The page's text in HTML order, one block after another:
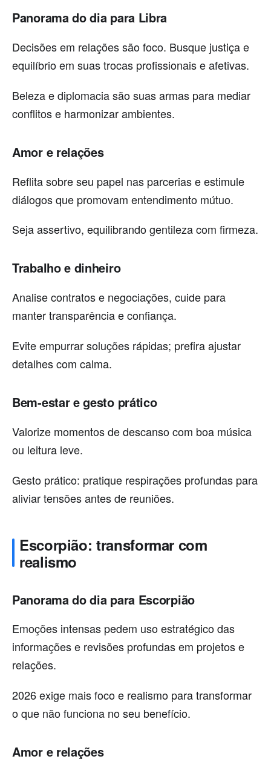
Panorama do dia para Libra
Decisões em relações são foco. Busque justiça e
equilíbrio em suas trocas profissionais e afetivas.
Beleza e diplomacia são suas armas para mediar
conflitos e harmonizar ambientes.
Amor e relações
Reflita sobre seu papel nas parcerias e estimule
diálogos que promovam entendimento mútuo.
Seja assertivo, equilibrando gentileza com firmeza.
Trabalho e dinheiro
Analise contratos e negociações, cuide para
manter transparência e confiança.
Evite empurrar soluções rápidas; prefira ajustar
detalhes com calma.
Bem-estar e gesto prático
Valorize momentos de descanso com boa música
ou leitura leve.
Gesto prático: pratique respirações profundas para
aliviar tensões antes de reuniões.
Escorpião: transformar com
realismo
Panorama do dia para Escorpião
Emoções intensas pedem uso estratégico das
informações e revisões profundas em projetos e
relações.
2026 exige mais foco e realismo para transformar
o que não funciona no seu benefício.
Amor e relações